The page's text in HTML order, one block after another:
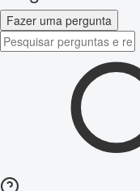
Fazer uma pergunta